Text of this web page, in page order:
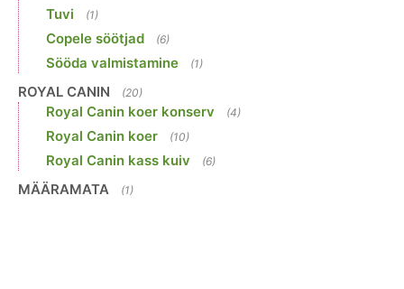
Tuvi (1)
Copele söötjad (6)
Sööda valmistamine (1)
ROYAL CANIN (20)
Royal Canin koer konserv (4)
Royal Canin koer (10)
Royal Canin kass kuiv (6)
MÄÄRAMATA (1)